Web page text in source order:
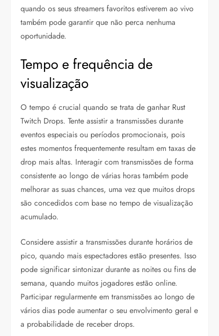
quando os seus streamers favoritos estiverem ao vivo
também pode garantir que não perca nenhuma
oportunidade.
Tempo e frequência de
visualização
O tempo é crucial quando se trata de ganhar Rust
Twitch Drops. Tente assistir a transmissões durante
eventos especiais ou períodos promocionais, pois
estes momentos frequentemente resultam em taxas de
drop mais altas. Interagir com transmissões de forma
consistente ao longo de várias horas também pode
melhorar as suas chances, uma vez que muitos drops
são concedidos com base no tempo de visualização
acumulado.
Considere assistir a transmissões durante horários de
pico, quando mais espectadores estão presentes. Isso
pode significar sintonizar durante as noites ou fins de
semana, quando muitos jogadores estão online.
Participar regularmente em transmissões ao longo de
vários dias pode aumentar o seu envolvimento geral e
a probabilidade de receber drops.